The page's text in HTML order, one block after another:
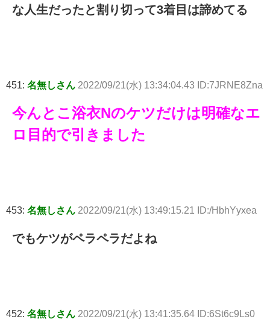
な人生だったと割り切って3着目は諦めてる
451: 名無しさん 2022/09/21(水) 13:34:04.43 ID:7JRNE8Zna
今んとこ浴衣Nのケツだけは明確なエ
ロ目的で引きました
453: 名無しさん 2022/09/21(水) 13:49:15.21 ID:/HbhYyxea
でもケツがペラペラだよね
452: 名無しさん 2022/09/21(水) 13:41:35.64 ID:6St6c9Ls0